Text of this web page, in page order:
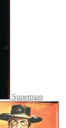
Superman